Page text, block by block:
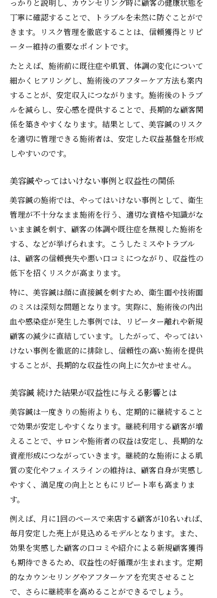
っかりと説明し、カウンセリング時に顧客の健康状態を
丁寧に確認することで、トラブルを未然に防ぐことがで
きます。リスク管理を徹底することは、信頼獲得とリピ
ーター維持の重要なポイントです。
たとえば、施術前に既往症や肌質、体調の変化について
細かくヒアリングし、施術後のアフターケア方法も案内
することが、安定収入につながります。施術後のトラブ
ルを減らし、安心感を提供することで、長期的な顧客関
係を築きやすくなります。結果として、美容鍼のリスク
を適切に管理できる施術者は、安定した収益基盤を形成
しやすいのです。
美容鍼やってはいけない事例と収益性の関係
美容鍼の施術では、やってはいけない事例として、衛生
管理が不十分なまま施術を行う、適切な資格や知識がな
いまま鍼を刺す、顧客の体調や既往症を無視した施術を
する、などが挙げられます。こうしたミスやトラブル
は、顧客の信頼喪失や悪い口コミにつながり、収益性の
低下を招くリスクが高まります。
特に、美容鍼は顔に直接鍼を刺すため、衛生面や技術面
のミスは深刻な問題となります。実際に、施術後の内出
血や感染症が発生した事例では、リピーター離れや新規
顧客の減少に直結しています。したがって、やってはい
けない事例を徹底的に排除し、信頼性の高い施術を提供
することが、長期的な収益性の向上に欠かせません。
美容鍼 続けた結果が収益性に与える影響とは
美容鍼は一度きりの施術よりも、定期的に継続すること
で効果が安定しやすくなります。継続利用する顧客が増
えることで、サロンや施術者の収益は安定し、長期的な
資産形成につながっていきます。継続的な施術による肌
質の変化やフェイスラインの維持は、顧客自身が実感し
やすく、満足度の向上とともにリピート率も高まりま
す。
例えば、月に1回のペースで来店する顧客が10名いれば、
毎月安定した売上が見込めるモデルとなります。また、
効果を実感した顧客の口コミや紹介による新規顧客獲得
も期待できるため、収益性の好循環が生まれます。定期
的なカウンセリングやアフターケアを充実させること
で、さらに継続率を高めることができるでしょう。